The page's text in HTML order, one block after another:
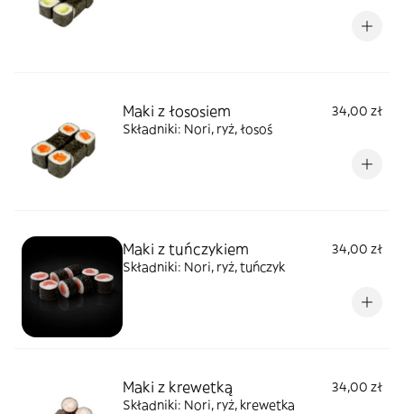
Maki z łososiem
34,00 zł
Składniki: Nori, ryż, łosoś
Maki z tuńczykiem
34,00 zł
Składniki: Nori, ryż, tuńczyk
Maki z krewetką
34,00 zł
Składniki: Nori, ryż, krewetka